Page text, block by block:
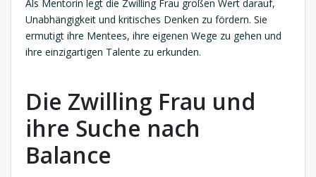
Als Mentorin legt die Zwilling Frau großen Wert darauf,
Unabhängigkeit und kritisches Denken zu fördern. Sie
ermutigt ihre Mentees, ihre eigenen Wege zu gehen und
ihre einzigartigen Talente zu erkunden.
Die Zwilling Frau und
ihre Suche nach
Balance